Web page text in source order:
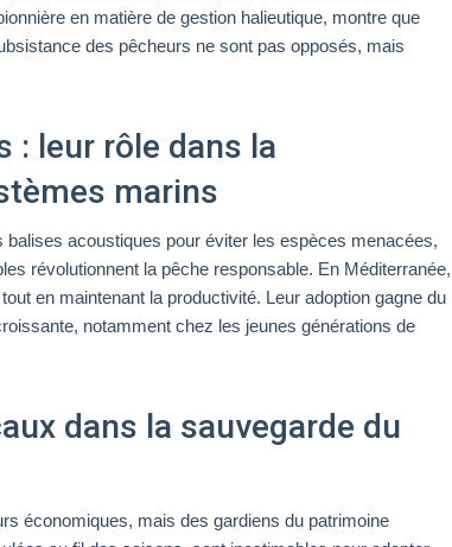
en matière de gestion halieutique, montre que
des pêcheurs ne sont pas opposés, mais
: leur rôle dans la
marins
acoustiques pour éviter les espèces menacées,
révolutionnent la pêche responsable. En Méditerranée,
en maintenant la productivité. Leur adoption gagne du
notamment chez les jeunes générations de
dans la sauvegarde du
économiques, mais des gardiens du patrimoine